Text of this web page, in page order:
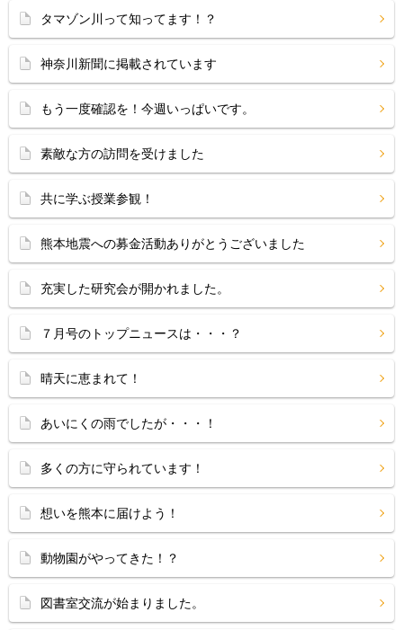
タマゾン川って知ってます！？
神奈川新聞に掲載されています
もう一度確認を！今週いっぱいです。
素敵な方の訪問を受けました
共に学ぶ授業参観！
熊本地震への募金活動ありがとうございました
充実した研究会が開かれました。
７月号のトップニュースは・・・？
晴天に恵まれて！
あいにくの雨でしたが・・・！
多くの方に守られています！
想いを熊本に届けよう！
動物園がやってきた！？
図書室交流が始まりました。